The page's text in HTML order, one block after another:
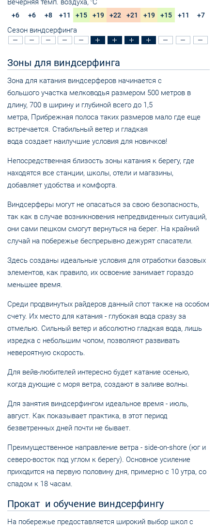
Вечерняя темп. воздуха, C
+6 +6 +8 +11 +15 +19 +22 +21 +19 +15 +11 +7
Сезон виндсерфинга
Зоны для виндсерфинга
Зона для катания виндсерферов начинается с
большого участка мелководья размером 500 метров в
длину, 700 в ширину и глубиной всего до 1,5
метра, Прибрежная полоса таких размеров мало где еще
встречается. Стабильный ветер и гладкая
вода создает наилучшие условия для новичков!
Непосредственная близость зоны катания к берегу, где
находятся все станции, школы, отели и магазины,
добавляет удобства и комфорта.
Виндсерферы могут не опасаться за свою безопасность,
так как в случае возникновения непредвиденных ситуаций,
они сами пешком смогут вернуться на берег. На крайний
случай на побережье беспрерывно дежурят спасатели.
Здесь созданы идеальные условия для отработки базовых
элементов, как правило, их освоение занимает гораздо
меньшее время.
Среди продвинутых райдеров данный спот также на особом
счету. Их место для катания - глубокая вода сразу за
отмелью. Сильный ветер и абсолютно гладкая вода, лишь
изредка с небольшим чопом, позволяют развивать
невероятную скорость.
Для вейв-любителей интересно будет катание осенью,
когда дующие с моря ветра, создают в заливе волны.
Для занятия виндсерфингом идеальное время - июль,
август. Как показывает практика, в этот период
безветренных дней почти не бывает.
Преимущественное направление ветра - side-on-shore (юг и
северо-восток под углом к берегу). Основное усиление
приходится на первую половину дня, примерно с 10 утра, со
спадом к 18 часам.
Прокат и обучение виндсерфингу
На побережье предоставляется широкий выбор школ с